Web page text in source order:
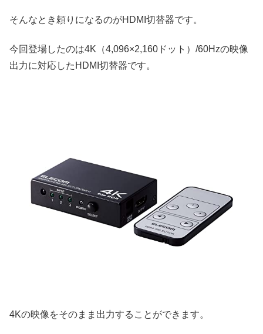
そんなとき頼りになるのがHDMI切替器です。
今回登場したのは4K（4,096×2,160ドット）/60Hzの映像
出力に対応したHDMI切替器です。
4Kの映像をそのまま出力することができます。